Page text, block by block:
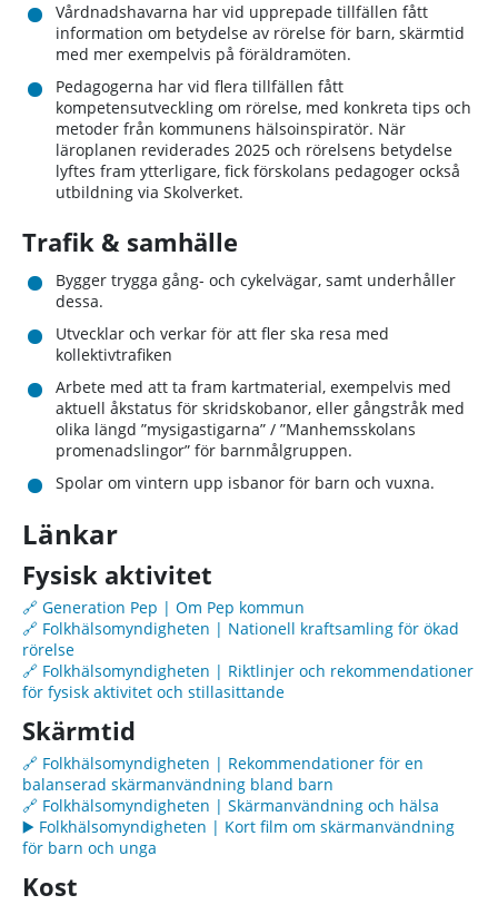
Vårdnadshavarna har vid upprepade tillfällen fått
information om betydelse av rörelse för barn, skärmtid
med mer exempelvis på föräldramöten.
Pedagogerna har vid flera tillfällen fått
kompetensutveckling om rörelse, med konkreta tips och
metoder från kommunens hälsoinspiratör. När
läroplanen reviderades 2025 och rörelsens betydelse
lyftes fram ytterligare, fick förskolans pedagoger också
utbildning via Skolverket.
Trafik & samhälle
Bygger trygga gång- och cykelvägar, samt underhåller
dessa.
Utvecklar och verkar för att fler ska resa med
kollektivtrafiken
Arbete med att ta fram kartmaterial, exempelvis med
aktuell åkstatus för skridskobanor, eller gångstråk med
olika längd ”mysigastigarna” / ”Manhemsskolans
promenadslingor” för barnmålgruppen.
Spolar om vintern upp isbanor för barn och vuxna.
Länkar
Fysisk aktivitet
🔗 Generation Pep | Om Pep kommun
🔗 Folkhälsomyndigheten | Nationell kraftsamling för ökad
rörelse
🔗 Folkhälsomyndigheten | Riktlinjer och rekommendationer
för fysisk aktivitet och stillasittande
Skärmtid
🔗 Folkhälsomyndigheten | Rekommendationer för en
balanserad skärmanvändning bland barn
🔗 Folkhälsomyndigheten | Skärmanvändning och hälsa
▶️ Folkhälsomyndigheten | Kort film om skärmanvändning
för barn och unga
Kost